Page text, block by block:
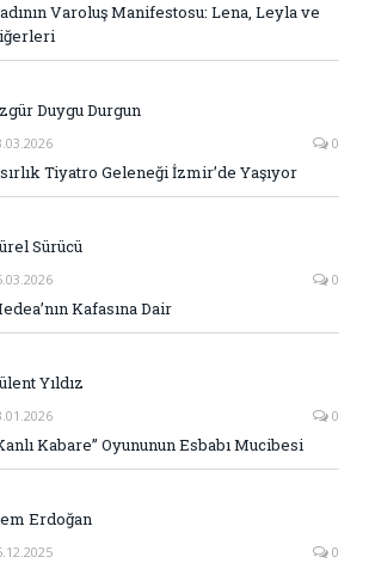
Varoluş Manifestosu: Lena, Leyla ve
Duygu Durgun
0
Tiyatro Geleneği İzmir’de Yaşıyor
Sürücü
0
Kafasına Dair
Yıldız
0
Kabare” Oyununun Esbabı Mucibesi
Erdoğan
0